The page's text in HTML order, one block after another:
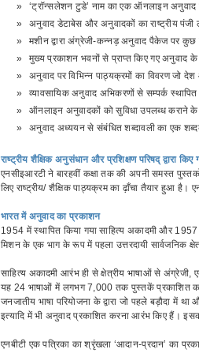
»
‘ट्रॉन्सलेशन टुडे’ नाम का एक ऑनलाइन अनुवाद
»
अनुवाद डेटाबेस और अनुवादकों का राष्ट्रीय पंजी
»
मशीन द्वारा अंग्रेजी-कन्नड़ अनुवाद पैकेज पर कुछ
»
मुख्य प्रकाशन भवनों से प्राप्त किए गए अनुवाद के
»
अनुवाद पर विभिन्न पाठ्यक्रमों का विवरण जो
»
व्यावसायिक अनुवाद अभिकरणों से सम्पर्क स्थापित
»
ऑनलाइन अनुवादकों को सुविधा उपलब्ध कराने के
»
अनुवाद अध्ययन से संबंधित शब्दावली का एक
राष्ट्रीय शैक्षिक अनुसंधान और प्रशिक्षण परिषद् द्वारा किए
एनसीइआरटी ने बारहवीं कक्षा तक की अपनी समस्त
लिए राष्ट्रीय/ शैक्षिक पाठ्यक्रम का ढ़ाँचा तैयार हुआ
भारत में अनुवाद का प्रकाशन
1954 में स्थापित किया गया साहित्य अकादमी और
मिशन के एक भाग के रूप में पहला उत्तरदायी सार्वजनिक
साहित्य अकादमी आरंभ ही से क्षेत्रीय भाषाओं से अंग्रेजी,
यह 24 भाषाओं में लगभग 7,000 तक पुस्तकें प्रकाशित
जनजातीय भाषा परियोजना के द्वारा जो पहले बड़ौदा में
इत्यादि में भी अनुवाद प्रकाशित करना आरंभ किए हैं।
एनबीटी एक पत्रिका का श्रृंखला ‘आदान-प्रदान’ का